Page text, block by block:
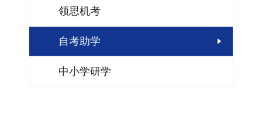
领思机考
自考助学
中小学研学